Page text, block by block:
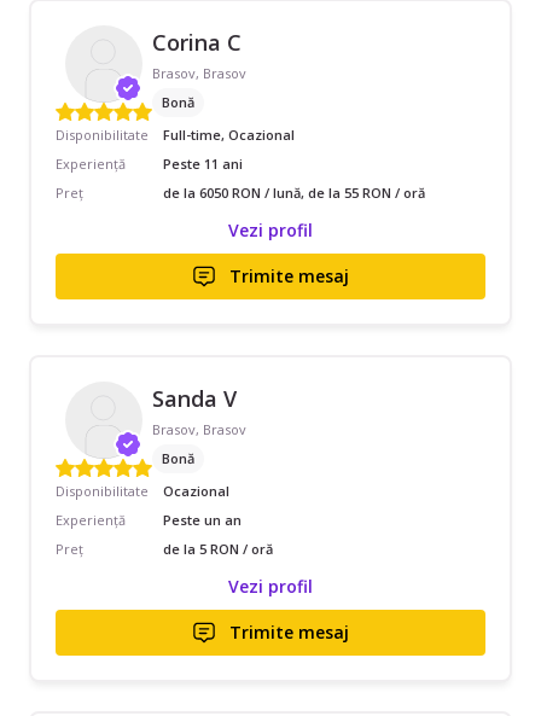
Corina C
Brasov, Brasov
Bonă
Disponibilitate
Full-time, Ocazional
Experiență
Peste 11 ani
Preț
de la 6050 RON / lună, de la 55 RON / oră
Vezi profil
Trimite mesaj
Sanda V
Brasov, Brasov
Bonă
Disponibilitate
Ocazional
Experiență
Peste un an
Preț
de la 5 RON / oră
Vezi profil
Trimite mesaj